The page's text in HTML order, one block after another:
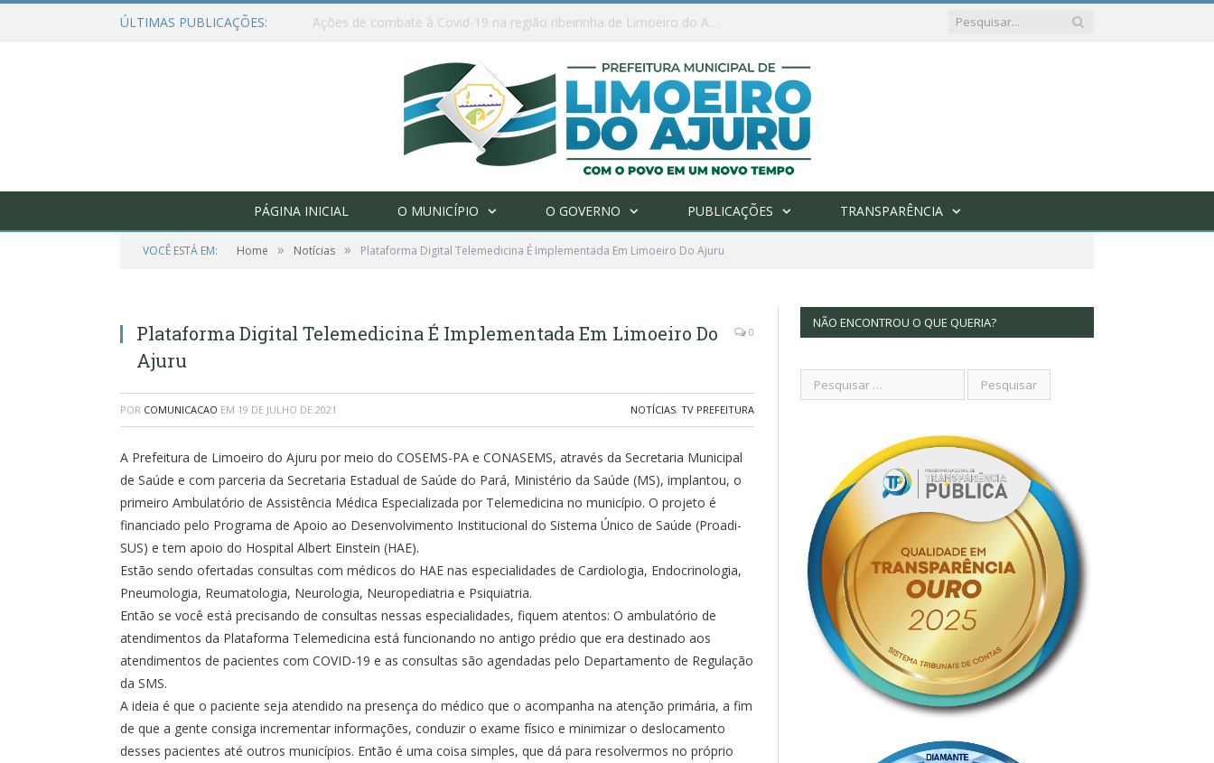
ÚLTIMAS PUBLICAÇÕES: Ações de combate à Covid-19 na região ribeirinha de Limoeiro do Ajuru continuam
PÁGINA INICIAL O MUNICÍPIO O GOVERNO PUBLICAÇÕES TRANSPARÊNCIA
VOCÊ ESTÁ EM: Home » Notícias » Plataforma Digital Telemedicina É Implementada Em Limoeiro Do Ajuru
Plataforma Digital Telemedicina É Implementada Em Limoeiro Do
Ajuru
0
POR COMUNICACAO EM 19 DE JULHO DE 2021 NOTÍCIAS, TV PREFEITURA
A Prefeitura de Limoeiro do Ajuru por meio do COSEMS-PA e CONASEMS, através da Secretaria Municipal
de Saúde e com parceria da Secretaria Estadual de Saúde do Pará, Ministério da Saúde (MS), implantou, o
primeiro Ambulatório de Assistência Médica Especializada por Telemedicina no município. O projeto é
financiado pelo Programa de Apoio ao Desenvolvimento Institucional do Sistema Único de Saúde (Proadi-
SUS) e tem apoio do Hospital Albert Einstein (HAE).
Estão sendo ofertadas consultas com médicos do HAE nas especialidades de Cardiologia, Endocrinologia,
Pneumologia, Reumatologia, Neurologia, Neuropediatria e Psiquiatria.
Então se você está precisando de consultas nessas especialidades, fiquem atentos: O ambulatório de
atendimentos da Plataforma Telemedicina está funcionando no antigo prédio que era destinado aos
atendimentos de pacientes com COVID-19 e as consultas são agendadas pelo Departamento de Regulação
da SMS.
A ideia é que o paciente seja atendido na presença do médico que o acompanha na atenção primária, a fim
de que a gente consiga incrementar informações, conduzir o exame físico e minimizar o deslocamento
desses pacientes até outros municípios. Então é uma coisa simples, que dá para resolvermos no próprio
NÃO ENCONTROU O QUE QUERIA?